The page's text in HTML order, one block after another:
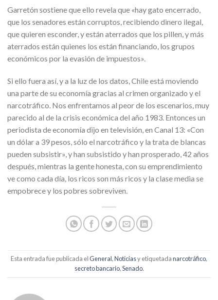
Garretón sostiene que ello revela que «hay gato encerrado,
que los senadores están corruptos, recibiendo dinero ilegal,
que quieren esconder, y están aterrados que los pillen, y más
aterrados están quienes los están financiando, los grupos
económicos por la evasión de impuestos».
Si ello fuera así, y a la luz de los datos, Chile está moviendo
una parte de su economía gracias al crimen organizado y el
narcotráfico. Nos enfrentamos al peor de los escenarios, muy
parecido al de la crisis económica del año 1983. Entonces un
periodista de economía dijo en televisión, en Canal 13: «Con
un dólar a 39 pesos, sólo el narcotráfico y la trata de blancas
pueden subsistir», y han subsistido y han prosperado, 42 años
después, mientras la gente honesta, con su emprendimiento
ve como cada día, los ricos son más ricos y la clase media se
empobrece y los pobres sobreviven.
Esta entrada fue publicada elGeneral,Noticiasy etiquetadanarcotráfico,
secreto bancario,Senado.